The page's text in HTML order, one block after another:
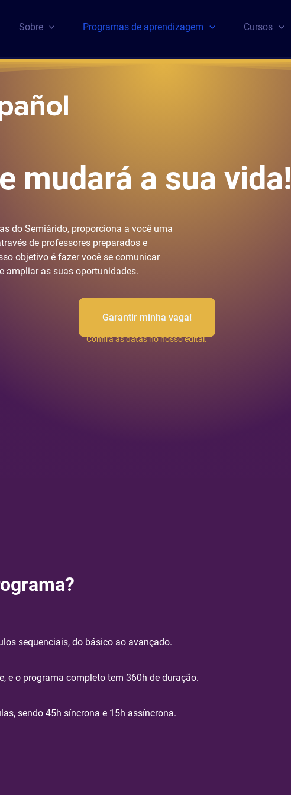
Sobre Programas de aprendizagem Cursos
mudará a sua vida!
do Semiárido, proporciona a você uma
de professores preparados e
objetivo é fazer você se comunicar
ampliar as suas oportunidades.
Garantir minha vaga!
Confira as datas no nosso edital.
sequenciais, do básico ao avançado.
e o programa completo tem 360h de duração.
sendo 45h síncrona e 15h assíncrona.